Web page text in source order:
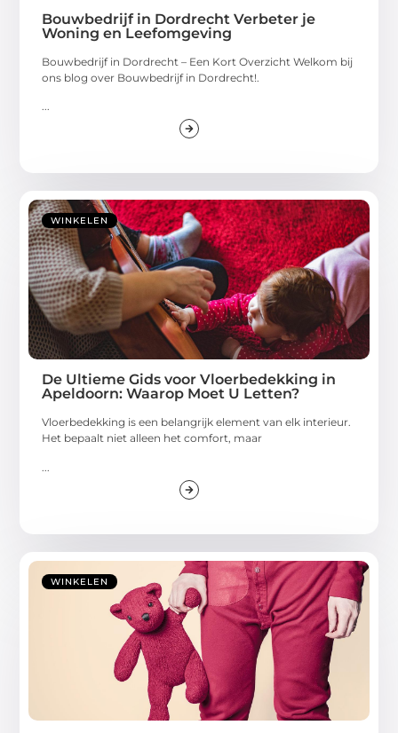
Bouwbedrijf in Dordrecht Verbeter je
Woning en Leefomgeving
Bouwbedrijf in Dordrecht – Een Kort Overzicht Welkom bij
ons blog over Bouwbedrijf in Dordrecht!.
...
WINKELEN
De Ultieme Gids voor Vloerbedekking in
Apeldoorn: Waarop Moet U Letten?
Vloerbedekking is een belangrijk element van elk interieur.
Het bepaalt niet alleen het comfort, maar
WINKELEN